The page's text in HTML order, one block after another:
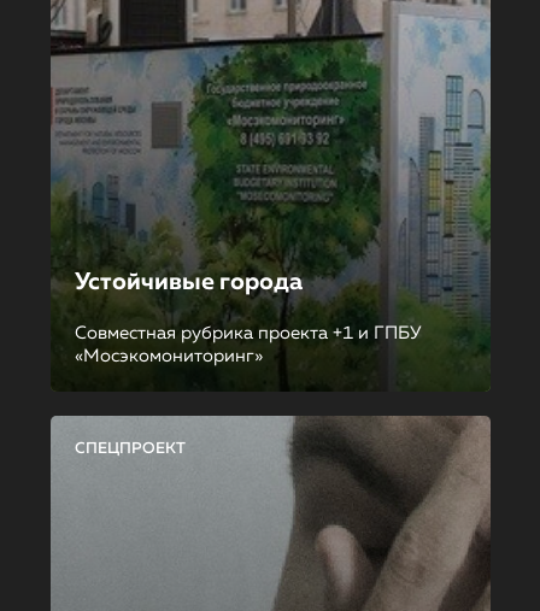
Устойчивые города
Совместная рубрика проекта +1 и ГПБУ
«Мосэкомониторинг»
СПЕЦПРОЕКТ